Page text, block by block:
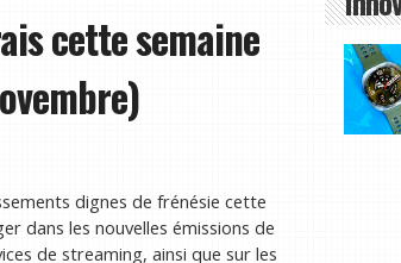
cette semaine
dignes de frénésie cette
dans les nouvelles émissions de
de streaming, ainsi que sur les